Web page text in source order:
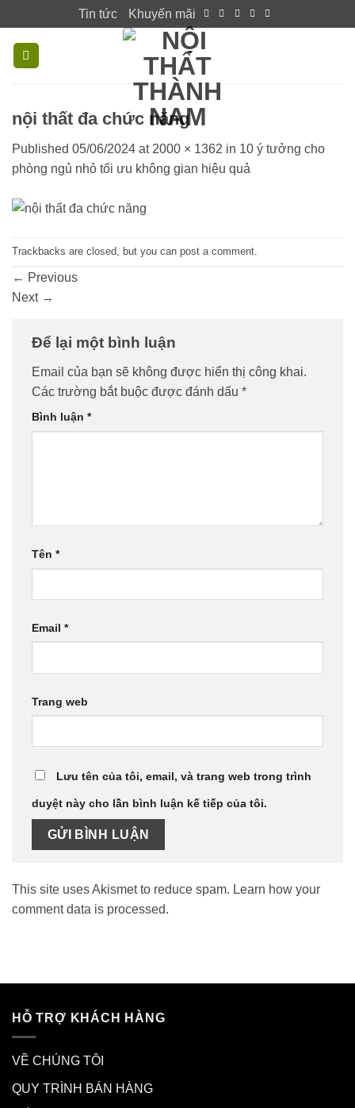
to
content
Tin tức Khuyến mãi
nội thất đa chức năng
Published 05/06/2024 at 2000 × 1362 in 10 ý tưởng cho
phòng ngủ nhỏ tối ưu không gian hiệu quả
Trackbacks are closed, but you can post a comment
← Previous
Next →
Để lại một bình luận
Email của bạn sẽ không được hiển thị công khai.
Các trường bắt buộc được đánh dấu *
Bình luận *
Tên *
Email *
Trang web
Lưu tên của tôi, email, và trang web trong trình
duyệt này cho lần bình luận kế tiếp của tôi.
This site uses Akismet to reduce spam. Learn how your
comment data is processed.
HỖ TRỢ KHÁCH HÀNG
VỀ CHÚNG TÔI
QUY TRÌNH BÁN HÀNG